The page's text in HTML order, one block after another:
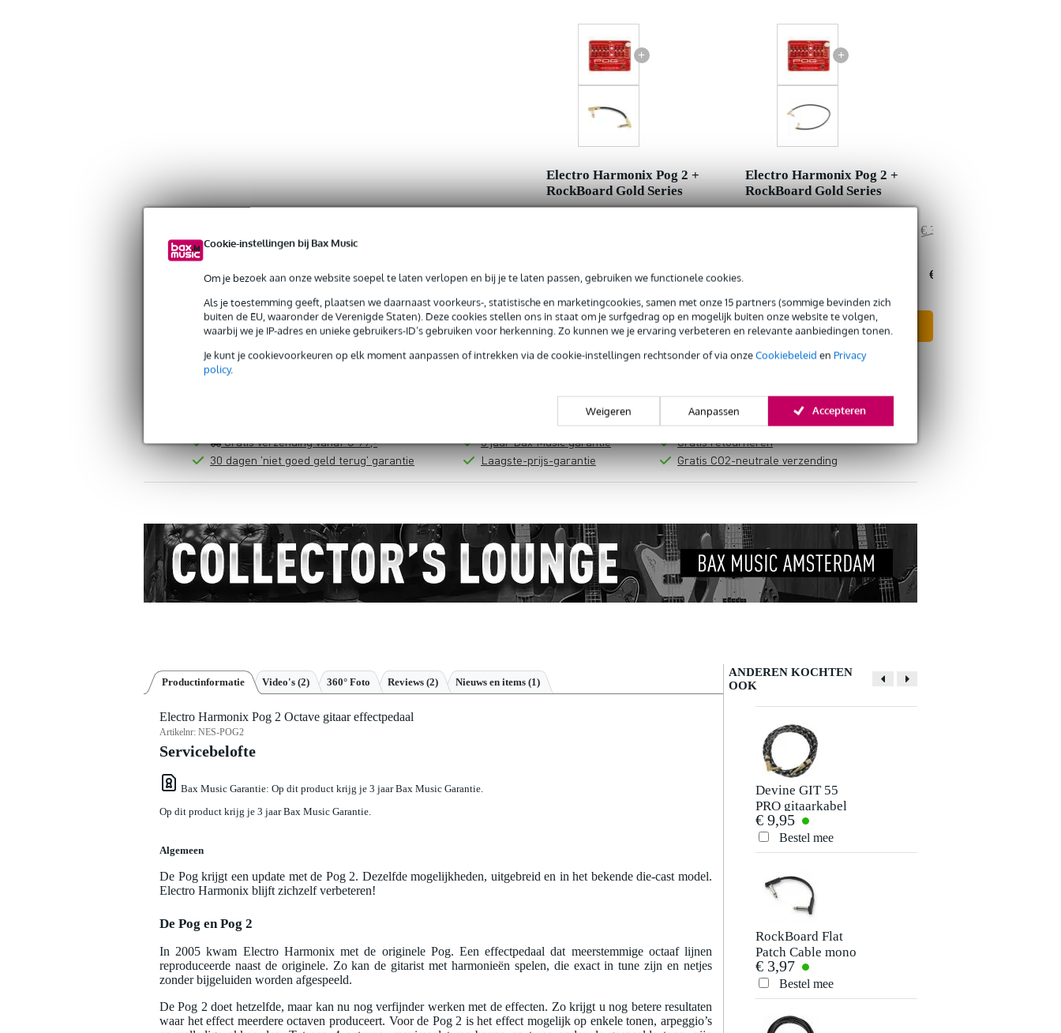
Cookie-instellingen bij Bax Music
Om je bezoek aan onze website soepel te laten verlopen en bij je te laten passen, gebruiken we functionele cookies.
Als je toestemming geeft, plaatsen we daarnaast voorkeurs-, statistische en marketingcookies, samen met onze 15 partners (sommige bevinden zich
buiten de EU, waaronder de Verenigde Staten). Deze cookies stellen ons in staat om je surfgedrag op en mogelijk buiten onze website te volgen,
waarbij we je IP-adres en unieke gebruikers-ID’s gebruiken voor herkenning. Zo kunnen we je ervaring verbeteren en relevante aanbiedingen tonen.
Je kunt je cookievoorkeuren op elk moment aanpassen of intrekken via de cookie-instellingen rechtsonder of via onzeCookiebeleid en Privacy
policy.
Weigeren Aanpassen Accepteren
+
Electro Harmonix Pog 2 +
RockBoard Gold Series
Nu als combinatie voor
€ 326,-
In mijn winkelwagen
+
Electro Harmonix Pog 2 +
RockBoard Gold Series
€ 326,80
€ 326,-
In mijn winkelwagen
Gratis verzending vanaf € 99,-
30 dagen 'niet goed geld terug' garantie
3 jaar Bax Music garantie
Laagste-prijs-garantie
Gratis retourneren
Gratis CO2-neutrale verzending
Productinformatie Video's (2) 360° Foto Reviews (2) Nieuws en items (1)
Electro Harmonix Pog 2 Octave gitaar effectpedaal
Artikelnr: NES-POG2
Servicebelofte
Bax Music Garantie: Op dit product krijg je 3 jaar Bax Music Garantie.
Op dit product krijg je 3 jaar Bax Music Garantie.
Algemeen
De Pog krijgt een update met de Pog 2. Dezelfde mogelijkheden, uitgebreid en in het bekende die-cast model.
Electro Harmonix blijft zichzelf verbeteren!
De Pog en Pog 2
In 2005 kwam Electro Harmonix met de originele Pog. Een effectpedaal dat meerstemmige octaaf lijnen
reproduceerde naast de originele. Zo kan de gitarist met harmonieën spelen, die exact in tune zijn en netjes
zonder bijgeluiden worden afgespeeld.
De Pog 2 doet hetzelfde, maar kan nu nog verfijnder werken met de effecten. Zo krijgt u nog betere resultaten
waar het effect meerdere octaven produceert. Voor de Pog 2 is het effect mogelijk op enkele tonen, arpeggio’s
ANDEREN KOCHTEN
OOK
Devine GIT 55
PRO gitaarkabel
mono jack-jack
haaks 5.5 meter
€ 9,95
Bestel mee
RockBoard Flat
Patch Cable mono
jack haaks 10 cm
€ 3,97
Bestel mee